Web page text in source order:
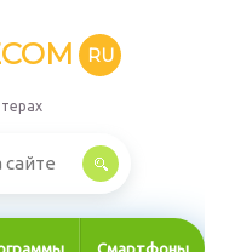
RU
Смартфоны